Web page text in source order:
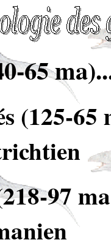
65
(125-
97